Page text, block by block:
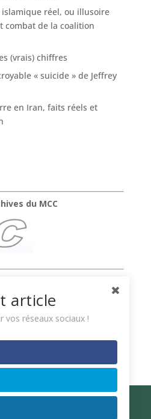
islamique réel, ou illusoire
combat de la coalition
(vrais) chiffres
« suicide » de Jeffrey
en Iran, faits réels et
du MCC
article
vos réseaux sociaux !